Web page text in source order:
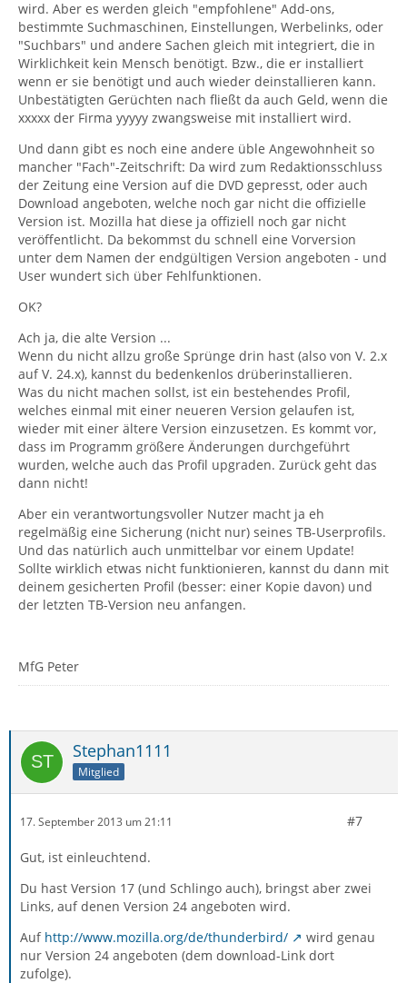
wird. Aber es werden gleich "empfohlene" Add-ons,
bestimmte Suchmaschinen, Einstellungen, Werbelinks, oder
"Suchbars" und andere Sachen gleich mit integriert, die in
Wirklichkeit kein Mensch benötigt. Bzw., die er installiert
wenn er sie benötigt und auch wieder deinstallieren kann.
Unbestätigten Gerüchten nach fließt da auch Geld, wenn die
xxxxx der Firma yyyyy zwangsweise mit installiert wird.
Und dann gibt es noch eine andere üble Angewohnheit so
mancher "Fach"-Zeitschrift: Da wird zum Redaktionsschluss
der Zeitung eine Version auf die DVD gepresst, oder auch
Download angeboten, welche noch gar nicht die offizielle
Version ist. Mozilla hat diese ja offiziell noch gar nicht
veröffentlicht. Da bekommst du schnell eine Vorversion
unter dem Namen der endgültigen Version angeboten - und
User wundert sich über Fehlfunktionen.
OK?
Ach ja, die alte Version ...
Wenn du nicht allzu große Sprünge drin hast (also von V. 2.x
auf V. 24.x), kannst du bedenkenlos drüberinstallieren.
Was du nicht machen sollst, ist ein bestehendes Profil,
welches einmal mit einer neueren Version gelaufen ist,
wieder mit einer ältere Version einzusetzen. Es kommt vor,
dass im Programm größere Änderungen durchgeführt
wurden, welche auch das Profil upgraden. Zurück geht das
dann nicht!
Aber ein verantwortungsvoller Nutzer macht ja eh
regelmäßig eine Sicherung (nicht nur) seines TB-Userprofils.
Und das natürlich auch unmittelbar vor einem Update!
Sollte wirklich etwas nicht funktionieren, kannst du dann mit
deinem gesicherten Profil (besser: einer Kopie davon) und
der letzten TB-Version neu anfangen.
MfG Peter
Stephan1111
Mitglied
17. September 2013 um 21:11 #7
Gut, ist einleuchtend.
Du hast Version 17 (und Schlingo auch), bringst aber zwei
Links, auf denen Version 24 angeboten wird.
Auf http://www.mozilla.org/de/thunderbird/
wird genau
nur Version 24 angeboten (dem download-Link dort
zufolge).